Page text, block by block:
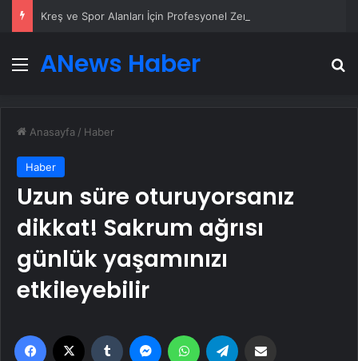
Kreş ve Spor Alanları İçin Profesyonel Zemin Çözümleri
MenüANews Haber
Anasayfa / Haber
Haber
Uzun süre oturuyorsanız
dikkat! Sakrum ağrısı
günlük yaşamınızı
etkileyebilir
Facebook Tumblr MessengerWhatsApp